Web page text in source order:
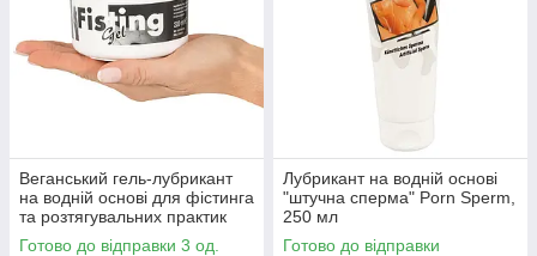
Веганський гель-лубрикант
на водній основі для фістинга
та розтягувальних практик
Fisting Gel, 200 мл
Готово до відправки 3 од.
Лубрикант на водній основі
"штучна сперма" Porn Sperm,
250 мл
Готово до відправки